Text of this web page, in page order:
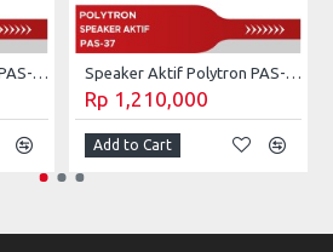
Speaker Aktif Polytron PAS-27 Speaker Aktif Polytron PAS-37
Rp 1,210,000
Add to Cart